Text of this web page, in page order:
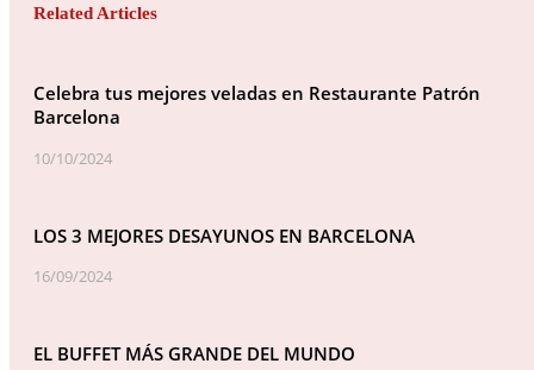
Related Articles
Celebra tus mejores veladas en Restaurante Patrón
Barcelona
10/10/2024
LOS 3 MEJORES DESAYUNOS EN BARCELONA
16/09/2024
EL BUFFET MÁS GRANDE DEL MUNDO